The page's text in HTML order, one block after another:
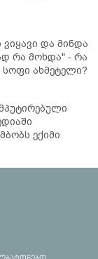
და მინდა
რა მოხდა" - რა
ახმეტელი?
ექიმი